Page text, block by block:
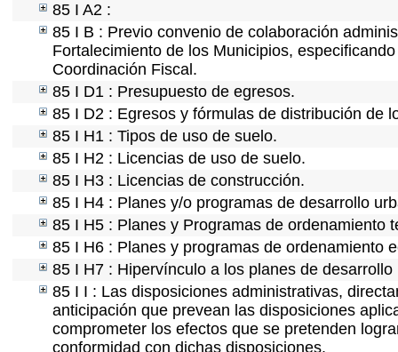
85 I A2 :
85 I B : Previo convenio de colaboración
Fortalecimiento de los Municipios,
Coordinación Fiscal.
85 I D1 : Presupuesto de egresos.
85 I D2 : Egresos y fórmulas de distribución de
85 I H1 : Tipos de uso de suelo.
85 I H2 : Licencias de uso de suelo.
85 I H3 : Licencias de construcción.
85 I H4 : Planes y/o programas de desarrollo
85 I H5 : Planes y Programas de ordenamiento
85 I H6 : Planes y programas de ordenamiento
85 I H7 : Hipervínculo a los planes de desarrollo
85 I I : Las disposiciones administrativas,
anticipación que prevean las disposiciones
comprometer los efectos que se pretenden
conformidad con dichas disposiciones.